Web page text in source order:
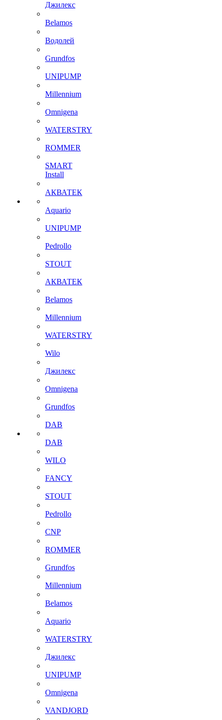
Джилекс
Belamos
Водолей
Grundfos
UNIPUMP
Millennium
Omnigena
WATERSTRY
ROMMER
SMART
Install
АКВАТЕК
Aquario
UNIPUMP
Pedrollo
STOUT
АКВАТЕК
Belamos
Millennium
WATERSTRY
Wilo
Джилекс
Omnigena
Grundfos
DAB
DAB
WILO
FANCY
STOUT
Pedrollo
CNP
ROMMER
Grundfos
Millennium
Belamos
Aquario
WATERSTRY
Джилекс
UNIPUMP
Omnigena
VANDJORD